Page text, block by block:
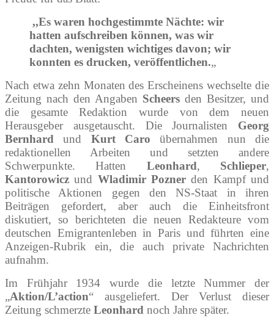
,,Es waren hochgestimmte Nächte: wir
hatten aufschreiben können, was wir
dachten, wenigsten wichtiges davon; wir
konnten es drucken, veröffentlichen.„
Nach etwa zehn Monaten des Erscheinens wechselte die
Zeitung nach den Angaben Scheers den Besitzer, und
die gesamte Redaktion wurde von dem neuen
Herausgeber ausgetauscht. Die Journalisten Georg
Bernhardund Kurt Caroübernahmen nun die
redaktionellen Arbeiten und setzten andere
Schwerpunkte. Hatten Leonhard, Schlieper,
Kantorowiczund Wladimir Poznerden Kampf und
politische Aktionen gegen den NS-Staat in ihren
Beiträgen gefordert, aber auch die Einheitsfront
diskutiert, so berichteten die neuen Redakteure vom
deutschen Emigrantenleben in Paris und führten eine
Anzeigen-Rubrik ein, die auch private Nachrichten
aufnahm.
Im Frühjahr 1934 wurde die letzte Nummer der
„Aktion/L’action“ ausgeliefert. Der Verlust dieser
Zeitung schmerzte Leonhard noch Jahre später.